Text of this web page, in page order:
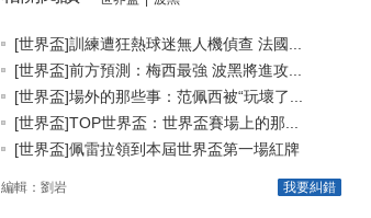
[世界盃]訓練遭狂熱球迷無人機偵查 法國...
[世界盃]前方預測：梅西最強 波黑將進攻...
[世界盃]場外的那些事：范佩西被“玩壞了...
[世界盃]TOP世界盃：世界盃賽場上的那...
[世界盃]佩雷拉領到本屆世界盃第一場紅牌
我要糾錯
編輯：劉岩